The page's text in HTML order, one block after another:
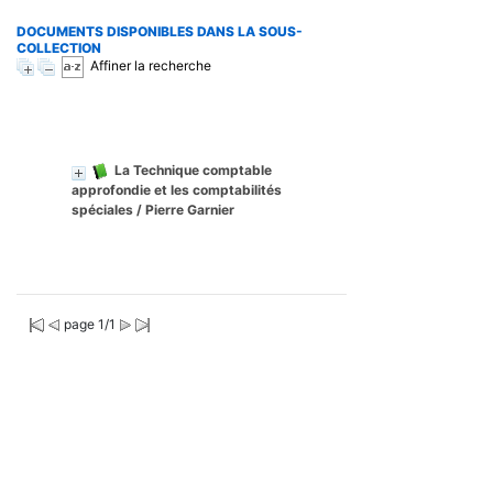
DOCUMENTS DISPONIBLES DANS LA SOUS-
COLLECTION
Affiner la recherche
La Technique comptable
approfondie et les comptabilités
spéciales / Pierre Garnier
page 1/1